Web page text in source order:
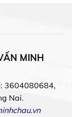
MINH
3604080684,
Nai.